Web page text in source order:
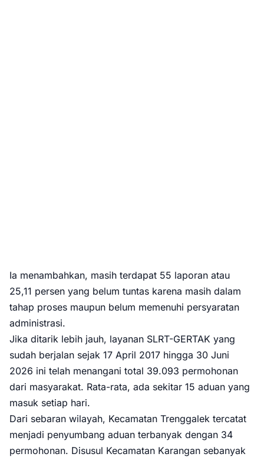
Ia menambahkan, masih terdapat 55 laporan atau
25,11 persen yang belum tuntas karena masih dalam
tahap proses maupun belum memenuhi persyaratan
administrasi.
Jika ditarik lebih jauh, layanan SLRT-GERTAK yang
sudah berjalan sejak 17 April 2017 hingga 30 Juni
2026 ini telah menangani total 39.093 permohonan
dari masyarakat. Rata-rata, ada sekitar 15 aduan yang
masuk setiap hari.
Dari sebaran wilayah, Kecamatan Trenggalek tercatat
menjadi penyumbang aduan terbanyak dengan 34
permohonan. Disusul Kecamatan Karangan sebanyak